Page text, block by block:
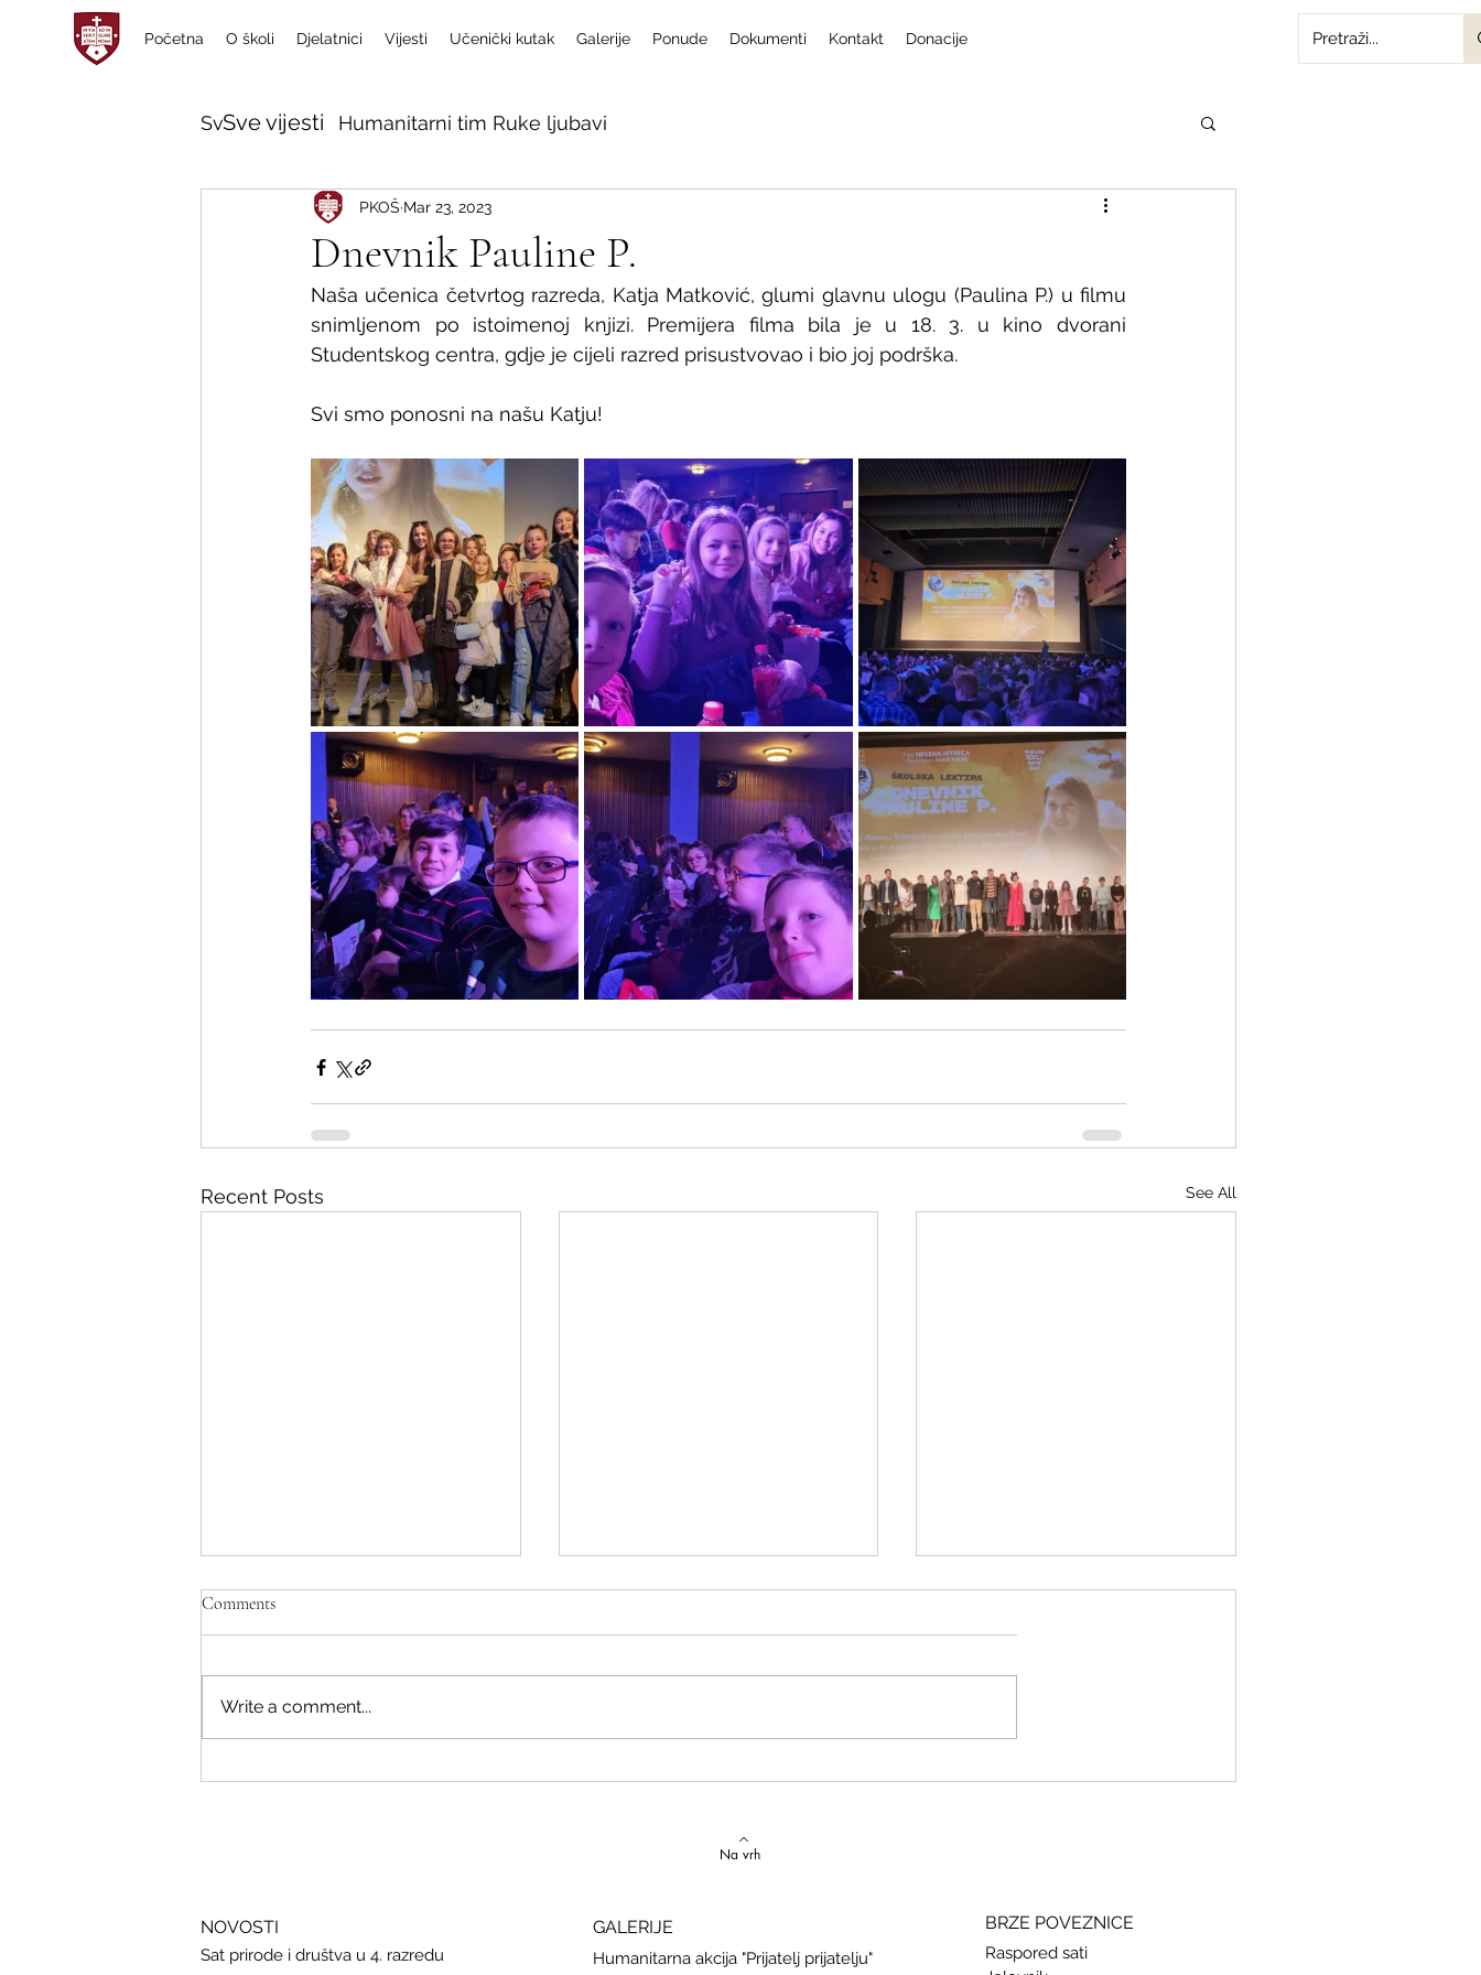
Početna O školi Djelatnici Vijesti Učenički kutak Galerije Ponude Dokumenti Kontakt Donacije
Sve vijesti Humanitarni tim Ruke ljubavi
Dnevnik Pauline P.
PKOŠ Mar 23, 2023
Naša učenica četvrtog razreda, Katja Matković, glumi glavnu ulogu (Paulina P.) u filmu
snimljenom po istoimenoj knjizi. Premijera filma bila je u 18. 3. u kino dvorani
Studentskog centra, gdje je cijeli razred prisustvovao i bio joj podrška.
Svi smo ponosni na našu Katju!
Recent Posts See All
Comments
Write a comment...
Sve vijesti
Na vrh
NOVOSTI
Sat prirode i društva u 4. razredu
GALERIJE
Humanitarna akcija "Prijatelj prijatelju"
BRZE POVEZNICE
Raspored sati